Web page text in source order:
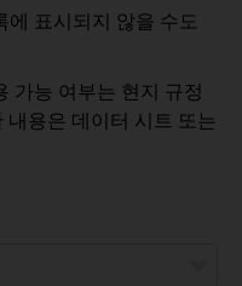
표시되지 않을 수도
가능 여부는 현지 규정
내용은 데이터 시트 또는